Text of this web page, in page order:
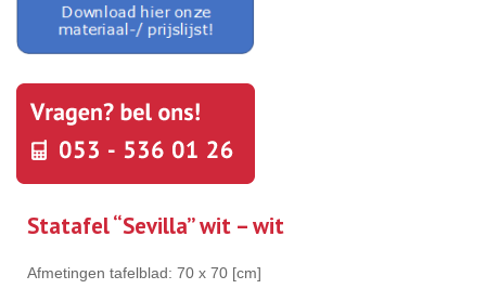
Statafel “Sevilla” wit – wit
Afmetingen tafelblad: 70 x 70 [cm]